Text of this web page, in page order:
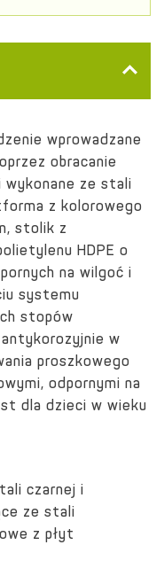
wprowadzane
obracanie
wykonane ze stali
z kolorowego
stolik z
HDPE o
na wilgoć i
systemu
stopów
antykorozyjnie w
proszkowego
odpornymi na
dla dzieci w wieku
czarnej i
ze stali
z płyt